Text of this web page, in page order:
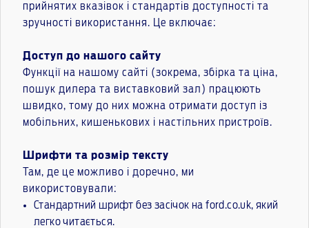
прийнятих вказівок і стандартів доступності та
зручності використання. Це включає:
Доступ до нашого сайту
Функції на нашому сайті (зокрема, збірка та ціна,
пошук дилера та виставковий зал) працюють
швидко, тому до них можна отримати доступ із
мобільних, кишенькових і настільних пристроїв.
Шрифти та розмір тексту
Там, де це можливо і доречно, ми
використовували:
Стандартний шрифт без засічок на ford.co.uk, який
легко читається.